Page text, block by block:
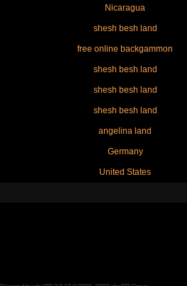
Nicaragua
shesh besh land
free online backgammon
shesh besh land
shesh besh land
shesh besh land
angelina land
Germany
United States